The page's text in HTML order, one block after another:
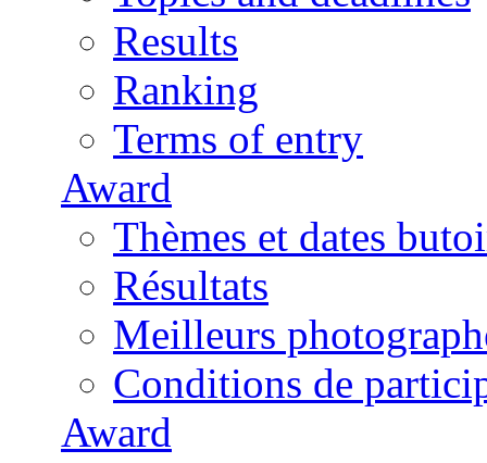
Results
Ranking
Terms of entry
Award
Thèmes et dates
Résultats
Meilleurs
Conditions de
Award